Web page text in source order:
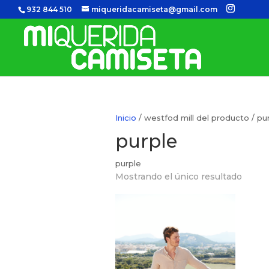
932 844 510 miqueridacamiseta@gmail.com
Inicio / westfod mill del producto /
purple
purple
Mostrando el único resultado